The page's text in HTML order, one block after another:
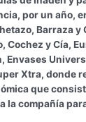
por un año,
Barraza y
Cochez y Cía,
Envases
Xtra, donde
que
la compañía